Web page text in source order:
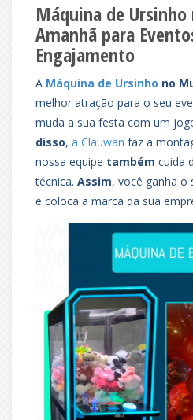
Máquina de
Amanhã para
Engajamento
A Máquina de Ursinho no
melhor atração para o seu
muda a sua festa com um
disso, a Clauwan faz a
nossa equipe também cuida
técnica. Assim, você ganha o
e coloca a marca da sua